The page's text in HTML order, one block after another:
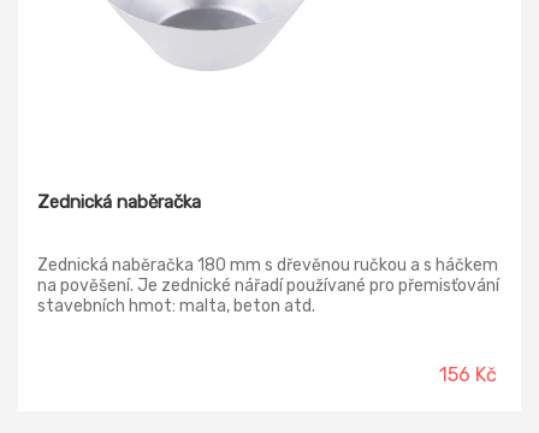
Zednická naběračka
Zednická naběračka 180 mm s dřevěnou ručkou a s háčkem
na pověšení. Je zednické nářadí používané pro přemisťování
stavebních hmot: malta, beton atd.
156 Kč